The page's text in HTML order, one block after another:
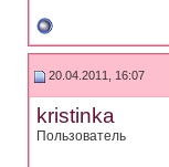
20.04.2011, 16:07
kristinka
Пользователь